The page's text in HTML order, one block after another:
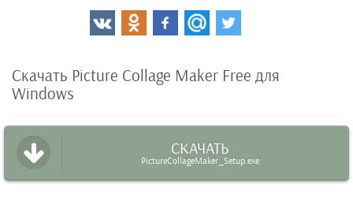
Скачать Picture Collage Maker Free для
Windows
СКАЧАТЬ
PictureCollageMaker_Setup.exe